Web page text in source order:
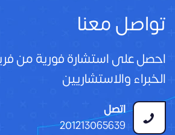
تواصل معنا
احصل على استشارة فورية من
الخبراء والاستشاريين
اتصل
201213065639